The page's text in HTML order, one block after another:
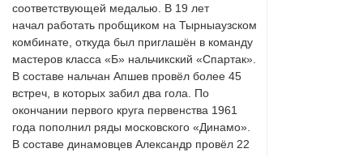
соответствующей медалью. В 19 лет
начал работать пробщиком на Тырныаузском
комбинате, откуда был приглашён в команду
мастеров класса «Б» нальчикский «Спартак».
В составе нальчан Апшев провёл более 45
встреч, в которых забил два гола. По
окончании первого круга первенства 1961
года пополнил ряды московского «Динамо».
В составе динамовцев Александр провёл 22